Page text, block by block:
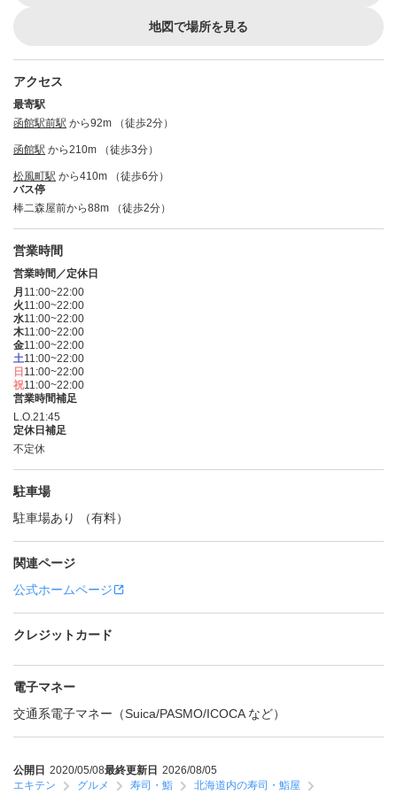
地図で場所を見る
アクセス
最寄駅
函館駅前駅 から92m （徒歩2分）
函館駅 から210m （徒歩3分）
松風町駅 から410m （徒歩6分）
バス停
棒二森屋前から88m （徒歩2分）
営業時間
営業時間／定休日
月 11:00~22:00
火11:00~22:00
水11:00~22:00
木11:00~22:00
金11:00~22:00
土11:00~22:00
日 11:00~22:00
祝11:00~22:00
営業時間補足
L.O.21:45
定休日補足
不定休
駐車場
駐車場あり （有料）
関連ページ
公式ホームページ
クレジットカード
電子マネー
交通系電子マネー（Suica/PASMO/ICOCA など）
公開日 2020/05/08最終更新日 2026/08/05
エキテン
グルメ 寿司・鮨
北海道内の寿司・鮨屋